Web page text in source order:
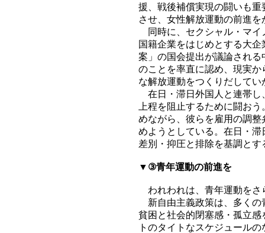
援、戦後補償実現の闘いも
させ、女性解放運動の前進を
同時に、セクシャル・マイ
国籍企業をはじめとする大
案」の国会提出が議論され
のことを率直に認め、現実
な解放運動をつくりだして
在日・滞日外国人と連帯し
上程を阻止するために闘お
めながら、彼らを雇用の調
めようとしている。在日・
差別・抑圧と排除を基調と
▼③青年運動の前進を
われわれは、青年運動をさ
新自由主義政策は、多くの
貧困と社会的閉塞感・孤立
トのタイトなスケジュール